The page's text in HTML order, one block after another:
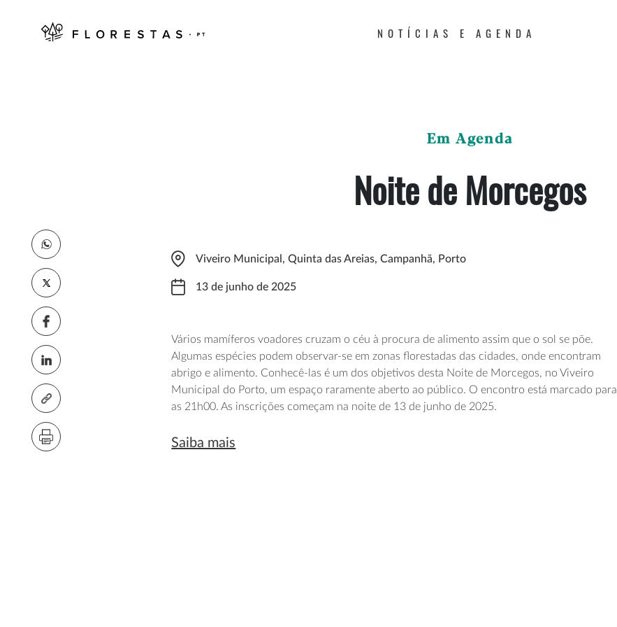
NOTÍCIAS E AGENDA
Em Agenda
Noite de Morcegos
Viveiro Municipal, Quinta das Areias, Campanhã, Porto
13 de junho de 2025
Vários mamíferos voadores cruzam o céu à procura de alimento assim que o sol se põe.
Algumas espécies podem observar-se em zonas florestadas das cidades, onde encontram
abrigo e alimento. Conhecê-las é um dos objetivos desta Noite de Morcegos, no Viveiro
Municipal do Porto, um espaço raramente aberto ao público. O encontro está marcado para
as 21h00. As inscrições começam na noite de 13 de junho de 2025.
Saiba mais